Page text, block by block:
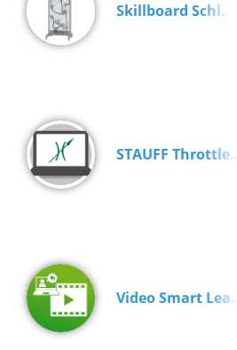
Skillboard Schl…
STAUFF Throttle…
Video Smart Lea…